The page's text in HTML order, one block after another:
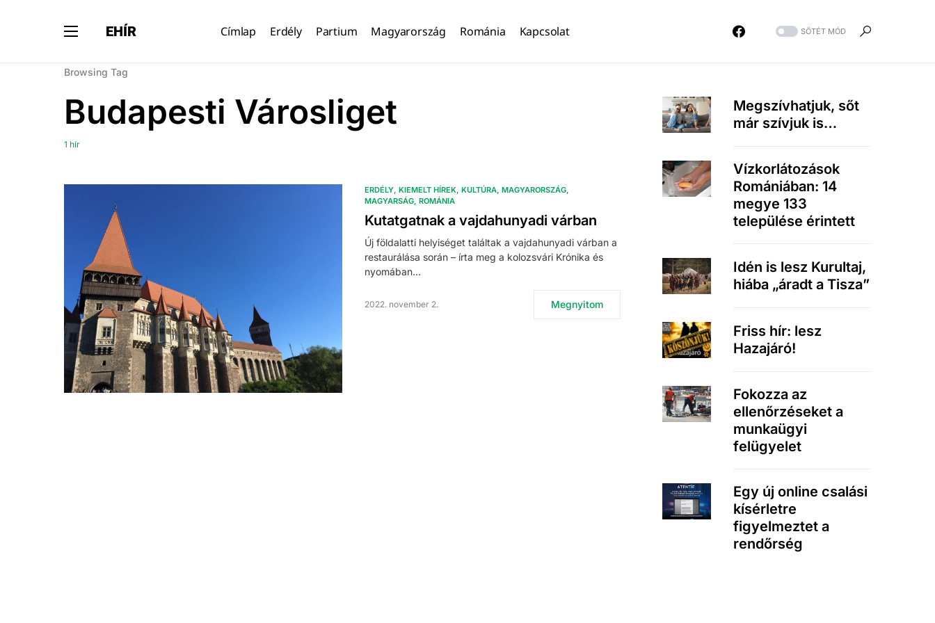
EHÍR Címlap Erdély Partium Magyarország Románia Kapcsolat SÖTÉT MÓD
Browsing Tag
Budapesti Városliget
1 hír
ERDÉLY KIEMELT HÍREK KULTÚRA MAGYARORSZÁG
MAGYARSÁG ROMÁNIA
Kutatgatnak a vajdahunyadi várban
Új földalatti helyiséget találtak a vajdahunyadi várban a
restaurálása során – írta meg a kolozsvári Krónika és
nyomában…
2022. november 2. Megnyitom
Megszívhatjuk, sőt
már szívjuk is…
Vízkorlátozások
Romániában: 14
megye 133
települése érintett
Idén is lesz Kurultaj,
hiába „áradt a Tisza”
Friss hír: lesz
Hazajáró!
Fokozza az
ellenőrzéseket a
munkaügyi
felügyelet
Egy új online csalási
kísérletre
figyelmeztet a
rendőrség